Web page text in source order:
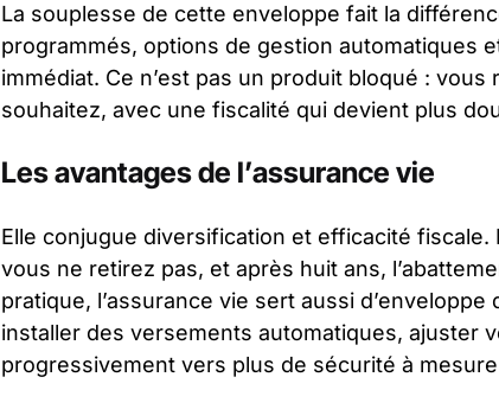
La souplesse de cette enveloppe fait la
programmés, options de gestion automatiques
immédiat. Ce n’est pas un produit bloqué :
souhaitez, avec une fiscalité qui devient plus
Les avantages de l’assurance vie
Elle conjugue diversification et efficacité
vous ne retirez pas, et après huit ans,
pratique, l’assurance vie sert aussi
installer des versements automatiques, ajuster
progressivement vers plus de sécurité à